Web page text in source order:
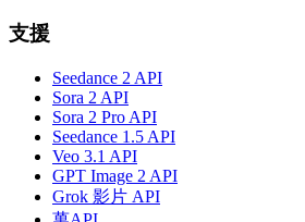
支援
Seedance 2 API
Sora 2 API
Sora 2 Pro API
Seedance 1.5 API
Veo 3.1 API
GPT Image 2 API
Grok 影片 API